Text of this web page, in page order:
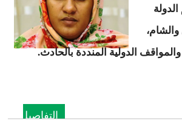
الدولة
والشام،
الدولية المنددة بالحادث.
التفاصيل